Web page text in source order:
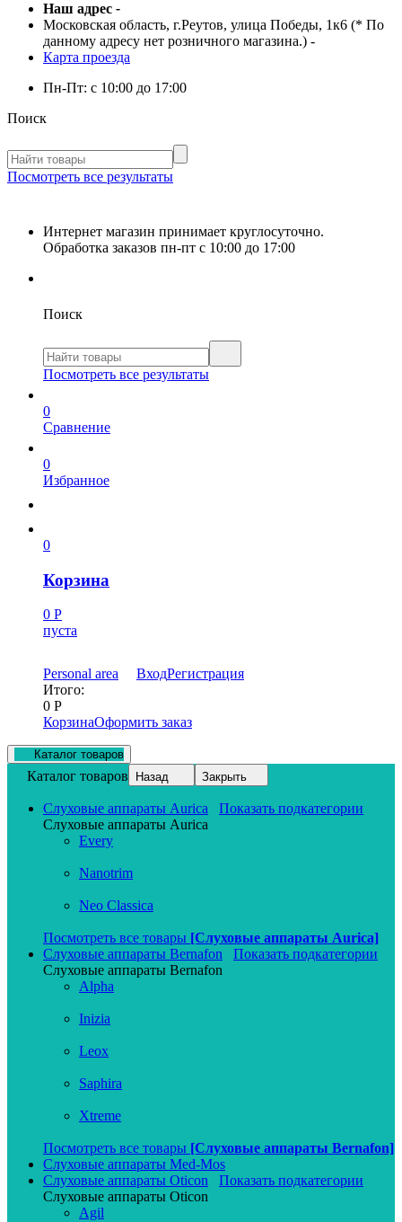
Наш адрес -
Московская область, г.Реутов, улица Победы, 1к6 (* По
данному адресу нет розничного магазина.) -
Карта проезда
Пн-Пт: с 10:00 до 17:00
Поиск
Посмотреть все результаты
Интернет магазин принимает круглосуточно.
Обработка заказов пн-пт с 10:00 до 17:00
Поиск
Посмотреть все результаты
0
Сравнение
0
Избранное
0
Корзина
0 Р
пуста
Personal area ВходРегистрация
Итого:
0 Р
КорзинаОформить заказ
Каталог товаров
Каталог товаров Назад Закрыть
Слуховые аппараты Aurica
Показать подкатегории
Слуховые аппараты Aurica
Every
Nanotrim
Neo Classica
Посмотреть все товары [Слуховые аппараты Aurica]
Слуховые аппараты Bernafon
Показать подкатегории
Слуховые аппараты Bernafon
Alpha
Inizia
Leox
Saphira
Xtreme
Посмотреть все товары [Слуховые аппараты Bernafon]
Слуховые аппараты Med-Mos
Слуховые аппараты Oticon
Показать подкатегории
Слуховые аппараты Oticon
Agil